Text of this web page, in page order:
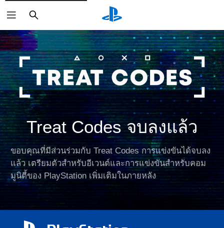
Treat Codes จบลงแล้ว
ขอบคุณที่มีส่วนร่วมกับ Treat Codes การแข่งขันได้จบลง
แล้ว เตรียมตัวสำหรับอีเวนต์และการแข่งขันสำหรับคอม
มูนิตี้ของ PlayStation เพิ่มเติมในภายหลัง